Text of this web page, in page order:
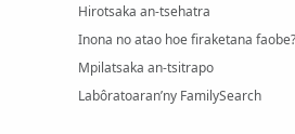
Hirotsaka an-tsehatra
Inona no atao hoe firaketana faobe?
Mpilatsaka an-tsitrapo
Labôratoaran’ny FamilySearch